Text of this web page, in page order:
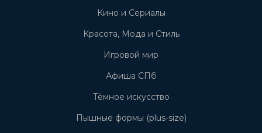
Кино и Сериалы
Красота, Мода и Стиль
Игровой мир
Афиша СПб
Тёмное искусство
Пышные формы (plus-size)